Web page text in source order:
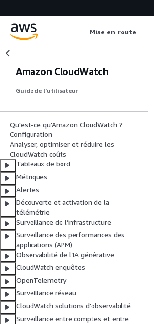
Mise en route
Amazon CloudWatch
Guide de l’utilisateur
Qu'est-ce qu'Amazon CloudWatch ?
Configuration
Analyser, optimiser et réduire les
CloudWatch coûts
Tableaux de bord
Métriques
Alertes
Découverte et activation de la
télémétrie
Surveillance de l’infrastructure
Surveillance des performances des
applications (APM)
Observabilité de l’IA générative
CloudWatch enquêtes
OpenTelemetry
Surveillance réseau
CloudWatch solutions d'observabilité
Surveillance entre comptes et entre